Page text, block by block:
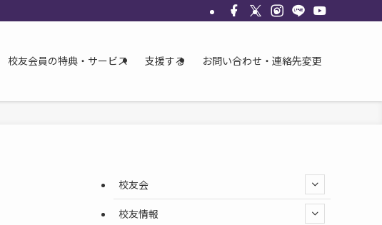
校友会員の特典・サービス 支援する お問い合わせ・連絡先変更
校友会
校友情報